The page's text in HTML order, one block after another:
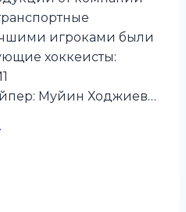
игроками были
хоккеисты:
Муйин Ходжиев…